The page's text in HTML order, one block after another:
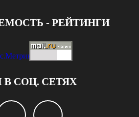
- РЕЙТИНГИ
СОЦ. СЕТЯХ